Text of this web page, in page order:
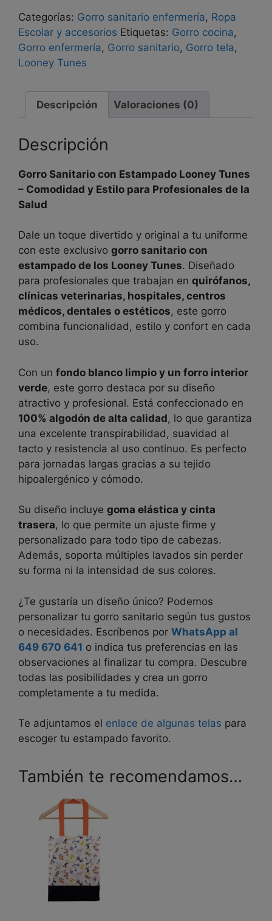
Tunes"
cantidad
Categorías: Gorro sanitario enfermería, Ropa
Escolar y accesorios Etiquetas: Gorro cocina,
Gorro enfermería, Gorro sanitario, Gorro tela,
Looney Tunes
Descripción Valoraciones (0)
Descripción
Gorro Sanitario con Estampado Looney Tunes
– Comodidad y Estilo para Profesionales de la
Salud
Dale un toque divertido y original a tu uniforme
con este exclusivo gorro sanitario con
estampado de los Looney Tunes. Diseñado
para profesionales que trabajan en quirófanos,
clínicas veterinarias, hospitales, centros
médicos, dentales o estéticos, este gorro
combina funcionalidad, estilo y confort en cada
uso.
Con un fondo blanco limpio y un forro interior
verde, este gorro destaca por su diseño
atractivo y profesional. Está confeccionado en
100% algodón de alta calidad, lo que garantiza
una excelente transpirabilidad, suavidad al
tacto y resistencia al uso continuo. Es perfecto
para jornadas largas gracias a su tejido
hipoalergénico y cómodo.
Su diseño incluye goma elástica y cinta
trasera, lo que permite un ajuste firme y
personalizado para todo tipo de cabezas.
Además, soporta múltiples lavados sin perder
su forma ni la intensidad de sus colores.
¿Te gustaría un diseño único? Podemos
personalizar tu gorro sanitario según tus gustos
o necesidades. Escríbenos por WhatsApp al
649 670 641 o indica tus preferencias en las
observaciones al finalizar tu compra. Descubre
todas las posibilidades y crea un gorro
completamente a tu medida.
Te adjuntamos el enlace de algunas telas para
escoger tu estampado favorito.
También te recomendamos…